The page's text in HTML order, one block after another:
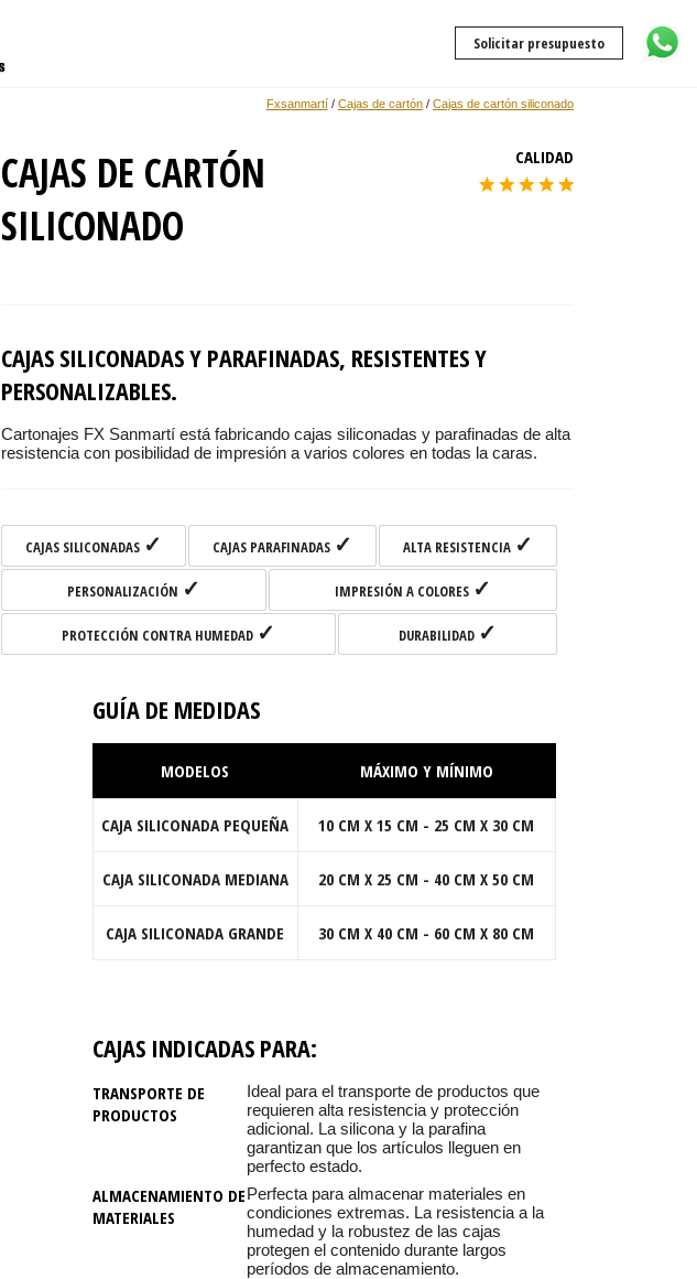
Solicitar presupuesto
Cajas de cartón siliconado
Cajas de cartón/
Fxsanmartí/
CAJAS DE CARTÓN
SILICONADO
CALIDAD
CAJAS SILICONADAS Y PARAFINADAS, RESISTENTES Y
PERSONALIZABLES.
Cartonajes FX Sanmartí está fabricando cajas siliconadas y parafinadas de alta
resistencia con posibilidad de impresión a varios colores en todas la caras.
CAJAS SILICONADAS ✓ CAJAS PARAFINADAS ✓ ALTA RESISTENCIA ✓
PERSONALIZACIÓN ✓ IMPRESIÓN A COLORES ✓
PROTECCIÓN CONTRA HUMEDAD ✓ DURABILIDAD ✓
GUÍA DE MEDIDAS
MODELOS MÁXIMO Y MÍNIMO
CAJA SILICONADA PEQUEÑA 10 CM X 15 CM - 25 CM X 30 CM
CAJA SILICONADA MEDIANA 20 CM X 25 CM - 40 CM X 50 CM
CAJA SILICONADA GRANDE 30 CM X 40 CM - 60 CM X 80 CM
CAJAS INDICADAS PARA:
TRANSPORTE DE
PRODUCTOS
Ideal para el transporte de productos que
requieren alta resistencia y protección
adicional. La silicona y la parafina
garantizan que los artículos lleguen en
perfecto estado.
ALMACENAMIENTO DE
MATERIALES
Perfecta para almacenar materiales en
condiciones extremas. La resistencia a la
humedad y la robustez de las cajas
protegen el contenido durante largos
períodos de almacenamiento.